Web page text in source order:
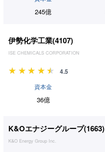
245億
伊勢化学工業(4107)
ISE CHEMICALS CORPORATION
4.5
資本金
36億
K&Oエナジーグループ(1663)
K&O Energy Group Inc.